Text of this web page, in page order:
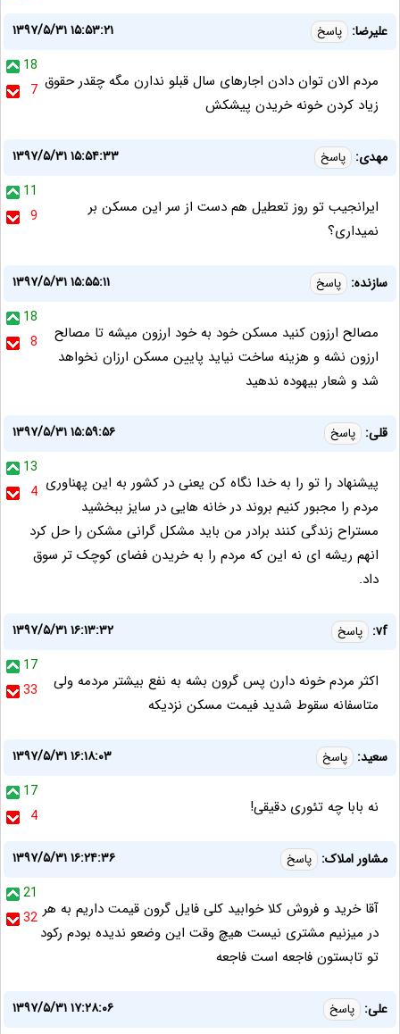
علیرضا: پاسخ
۱۳۹۷/۵/۳۱ ۱۵:۵۳:۲۱
18
7 مردم الان توان دادن اجارهای سال قبلو ندارن مگه چقدر حقوق
زیاد کردن خونه خریدن پیشکش
مهدی: پاسخ
۱۳۹۷/۵/۳۱ ۱۵:۵۴:۳۳
11
9
ایرانجیب تو روز تعطیل هم دست از سر این مسکن بر
نمیداری؟
سازنده: پاسخ
۱۳۹۷/۵/۳۱ ۱۵:۵۵:۱۱
18
8
مصالح ارزون کنید مسکن خود به خود ارزون میشه تا مصالح
ارزون نشه و هزینه ساخت نیاید پایین مسکن ارزان نخواهد
شد و شعار بیهوده ندهید
قلی: پاسخ
۱۳۹۷/۵/۳۱ ۱۵:۵۹:۵۶
13
4 پیشنهاد را تو را به خدا نگاه کن یعنی در کشور به این پهناوری
مردم را مجبور کنیم بروند در خانه هایی در سایز ببخشید
مستراح زندگی کنند برادر من باید مشکل گرانی مشکن را حل کرد
انهم ریشه ای نه این که مردم را به خریدن فضای کوچک تر سوق
داد.
vf: پاسخ
۱۳۹۷/۵/۳۱ ۱۶:۱۳:۳۲
17
33
اکثر مردم خونه دارن پس گرون بشه به نفع بیشتر مردمه ولی
متاسفانه سقوط شدید فیمت مسکن نزدیکه
سعید: پاسخ
۱۳۹۷/۵/۳۱ ۱۶:۱۸:۰۳
17
4
نه بابا چه تئوری دقیقی!
مشاور املاک: پاسخ
۱۳۹۷/۵/۳۱ ۱۶:۲۴:۳۶
21
32 آقا خرید و فروش کلا خوابید کلی فایل گرون قیمت داریم به هر
در میزنیم مشتری نیست هیچ وقت این وضعو ندیده بودم رکود
تو تابستون فاجعه است فاجعه
علی: پاسخ
۱۳۹۷/۵/۳۱ ۱۷:۲۸:۰۶